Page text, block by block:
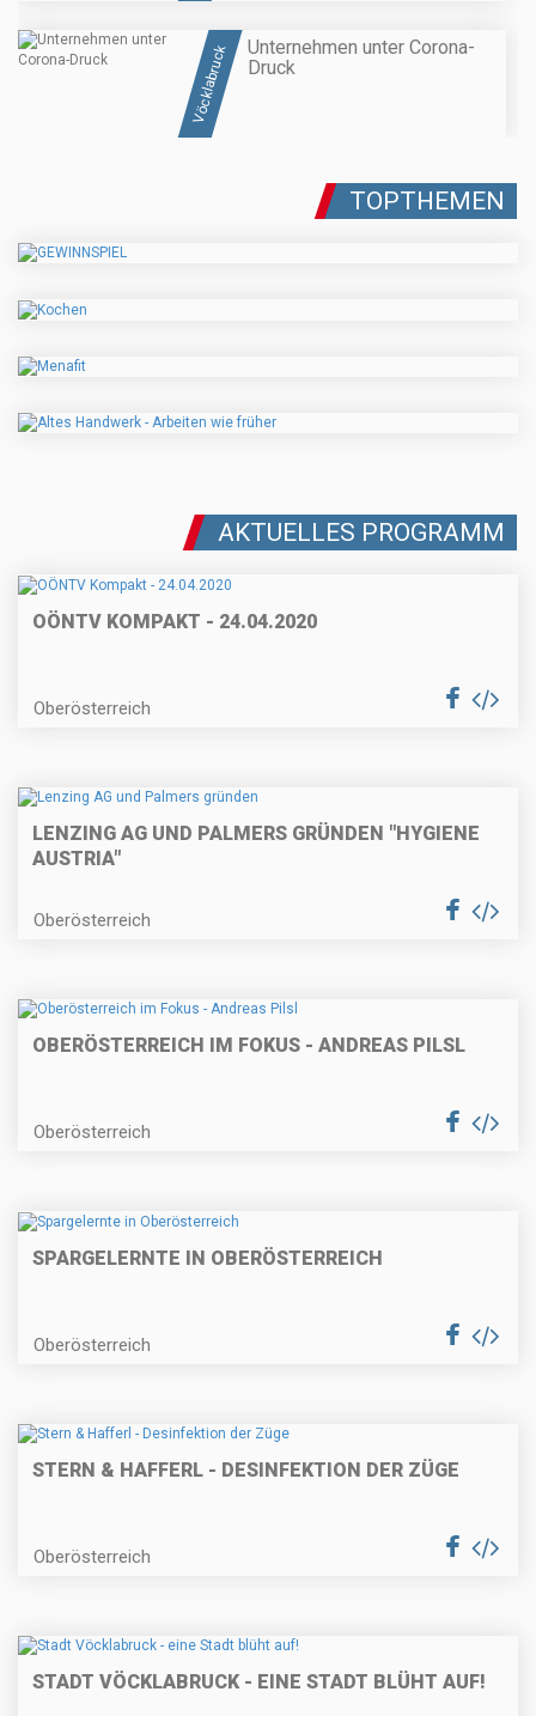
Vöcklabruck
Unternehmen unter Corona-
Druck
TOPTHEMEN
AKTUELLES PROGRAMM
OÖNTV KOMPAKT - 24.04.2020
Oberösterreich
LENZING AG UND PALMERS GRÜNDEN "HYGIENE
AUSTRIA"
Oberösterreich
OBERÖSTERREICH IM FOKUS - ANDREAS PILSL
Oberösterreich
SPARGELERNTE IN OBERÖSTERREICH
Oberösterreich
STERN & HAFFERL - DESINFEKTION DER ZÜGE
Oberösterreich
STADT VÖCKLABRUCK - EINE STADT BLÜHT AUF!